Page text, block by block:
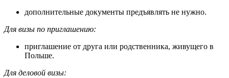
дополнительные документы предъявлять не нужно.
Для визы по приглашению:
приглашение от друга или родственника, живущего в
Польше.
Для деловой визы: